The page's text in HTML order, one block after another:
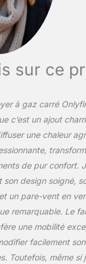
terrasse,
extérieur
sortie de
d'un
constante
créant une
réunions
sécurité
comprend
en verre
flamme
long tuyau
placement
réservoir
assurant un
sur ce
à gaz carré
c’est un ajout
une chaleur
de pur confort.
son design soigné,
un pare-vent en
remarquable. Le
une mobilité
facilement
Toutefois, même si